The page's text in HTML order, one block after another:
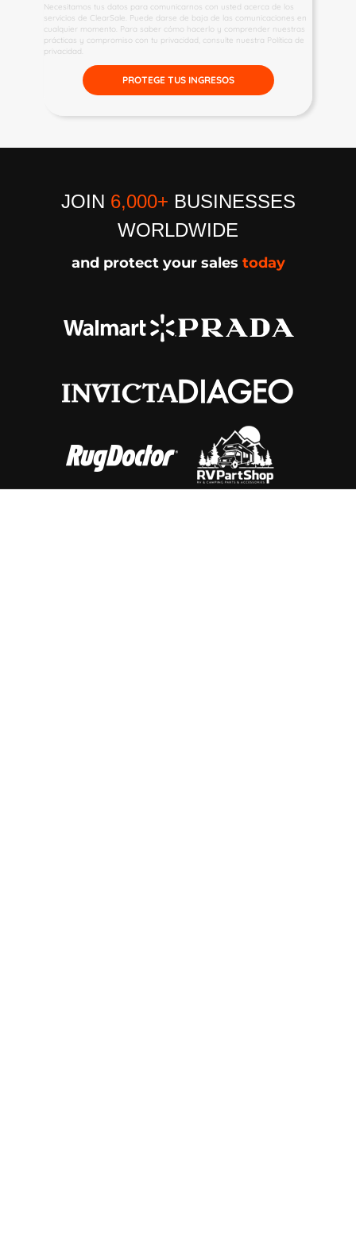
Necesitamos tus datos para comunicarnos con usted acerca de los
servicios de ClearSale. Puede darse de baja de las comunicaciones en
cualquier momento. Para saber cómo hacerlo y comprender nuestras
prácticas y compromiso con tu privacidad, consulte nuestra Política de
privacidad
JOIN 6,000+ BUSINESSES
WORLDWIDE
and protect your sales today